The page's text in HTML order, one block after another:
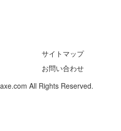
サイトマップ
お問い合わせ
All Rights Reserved.